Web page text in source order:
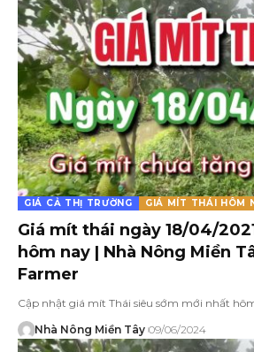
GIÁ CẢ THỊ TRƯỜNG GIÁ MÍT THÁI HÔM
Giá mít thái ngày 18/04/
hôm nay | Nhà Nông Miền
Farmer
Cập nhật giá mít Thái siêu sớm mới nhất
Nhà Nông Miền Tây 09/06/2024